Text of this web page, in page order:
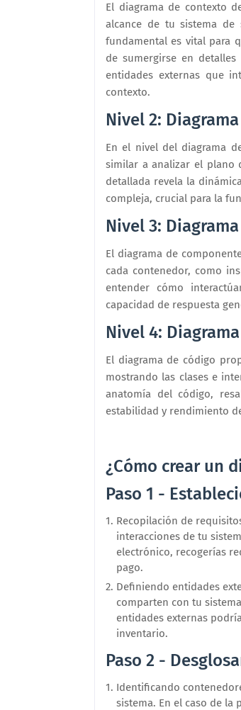
El diagrama de contexto
alcance de tu sistema de
fundamental es vital para
de sumergirse en
entidades externas que
contexto.
Nivel 2:
En el nivel del diagrama
similar a analizar el plano
detallada revela la
compleja, crucial para la
Nivel 3:
El diagrama de
cada contenedor, como
entender cómo
capacidad de respuesta
Nivel 4:
El diagrama de código
mostrando las clases e
anatomía del código,
estabilidad y rendimiento
¿Cómo crear un
Paso 1 -
Recopilación de
interacciones de tu
electrónico, recogerías
pago.
Definiendo entidades
comparten con tu
entidades externas
inventario.
Paso 2 -
Identificando
sistema. En el caso de